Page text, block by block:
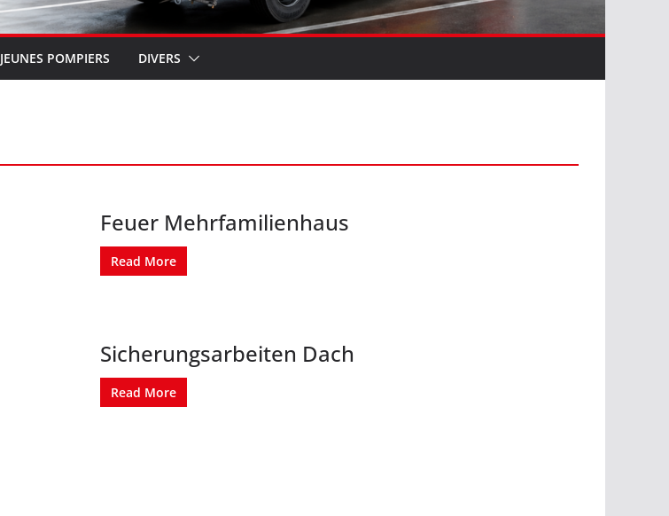
JEUNES POMPIERS DIVERS
Feuer Mehrfamilienhaus
Read More
Sicherungsarbeiten Dach
Read More